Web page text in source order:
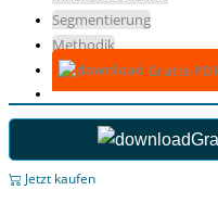
Segmentierung
Methodik
Gratis-
Jetzt kaufen